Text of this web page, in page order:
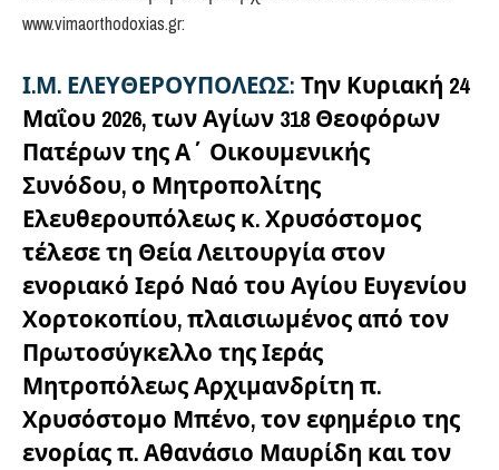
www.vimaorthodoxias.gr:
Ι.Μ. ΕΛΕΥΘΕΡΟΥΠΟΛΕΩΣ: Την Κυριακή 24
Μαΐου 2026, των Αγίων 318 Θεοφόρων
Πατέρων της Α΄ Οικουμενικής
Συνόδου, ο Μητροπολίτης
Ελευθερουπόλεως κ. Χρυσόστομος
τέλεσε τη Θεία Λειτουργία στον
ενοριακό Ιερό Ναό του Αγίου Ευγενίου
Χορτοκοπίου, πλαισιωμένος από τον
Πρωτοσύγκελλο της Ιεράς
Μητροπόλεως Αρχιμανδρίτη π.
Χρυσόστομο Μπένο, τον εφημέριο της
ενορίας π. Αθανάσιο Μαυρίδη και τον